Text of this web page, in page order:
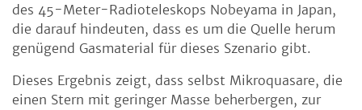
des 45-Meter-Radioteleskops Nobeyama in Japan,
die darauf hindeuten, dass es um die Quelle herum
genügend Gasmaterial für dieses Szenario gibt.
Dieses Ergebnis zeigt, dass selbst Mikroquasare, die
einen Stern mit geringer Masse beherbergen, zur